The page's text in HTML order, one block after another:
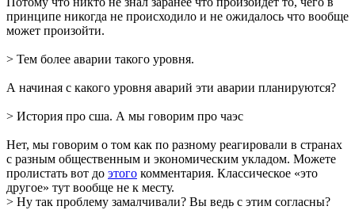
принципе никогда не происходило и не ожидалось что вообще
может произойти.
> Тем более аварии такого уровня.
А начиная с какого уровня аварий эти аварии планируются?
> История про сша. А мы говорим про чаэс
Нет, мы говорим о том как по разному реагировали в странах
с разным общественным и экономическим укладом. Можете
пролистать вот до этого комментария. Классическое «это
другое» тут вообще не к месту.
> Ну так проблему замалчивали? Вы ведь с этим согласны?